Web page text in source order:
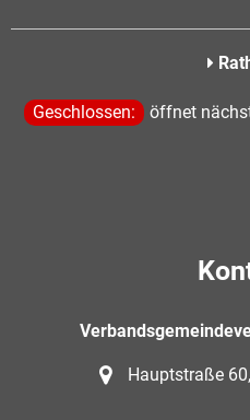
Klicken, um weitere
Geschlossen: öffnet
Hauptstraße